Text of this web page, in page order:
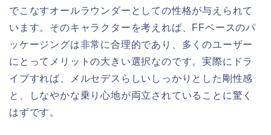
でこなすオールラウンダーとしての性格が与えられて
います。そのキャラクターを考えれば、FFベースのパ
ッケージングは非常に合理的であり、多くのユーザー
にとってメリットの大きい選択なのです。実際にドラ
イブすれば、メルセデスらしいしっかりとした剛性感
と、しなやかな乗り心地が両立されていることに驚く
はずです。